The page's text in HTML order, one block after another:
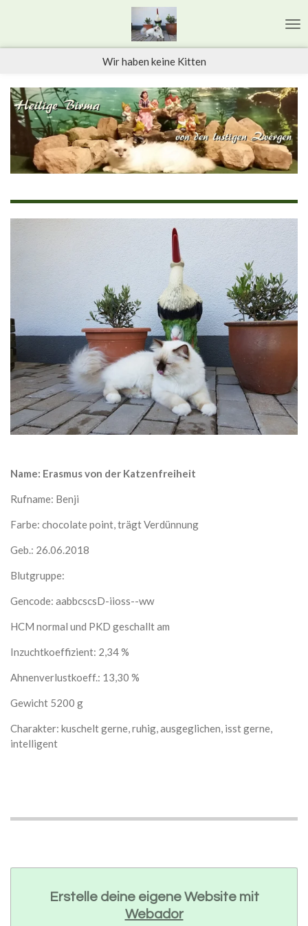
Wir haben keine Kitten
Name: Erasmus von der Katzenfreiheit
Rufname: Benji
Farbe: chocolate point, trägt Verdünnung
Geb.: 26.06.2018
Blutgruppe:
Gencode: aabbcscsD-iioss--ww
HCM normal und PKD geschallt am
Inzuchtkoeffizient: 2,34 %
Ahnenverlustkoeff.: 13,30 %
Gewicht 5200 g
Charakter: kuschelt gerne, ruhig, ausgeglichen, isst gerne,
intelligent
Erstelle deine eigene Website mit
Webador